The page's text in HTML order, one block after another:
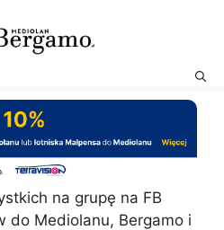
na grupę na FB
do Mediolanu, Bergamo i